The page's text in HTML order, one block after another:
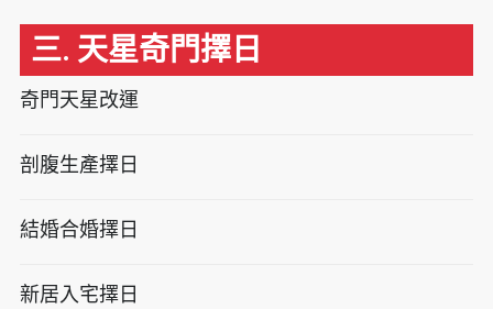
三. 天星奇門擇日
奇門天星改運
剖腹生產擇日
結婚合婚擇日
新居入宅擇日